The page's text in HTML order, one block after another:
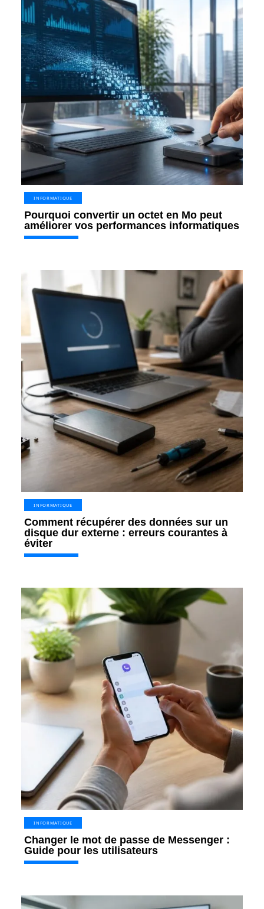
INFORMATIQUE
Pourquoi convertir un octet en Mo peut
améliorer vos performances informatiques
INFORMATIQUE
Comment récupérer des données sur un
disque dur externe : erreurs courantes à
éviter
INFORMATIQUE
Changer le mot de passe de Messenger :
Guide pour les utilisateurs